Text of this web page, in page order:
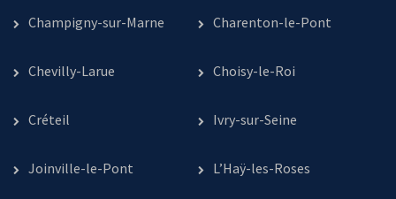
Champigny-sur-Marne Charenton-le-Pont
Chevilly-Larue Choisy-le-Roi
Créteil Ivry-sur-Seine
Joinville-le-Pont L’Haÿ-les-Roses